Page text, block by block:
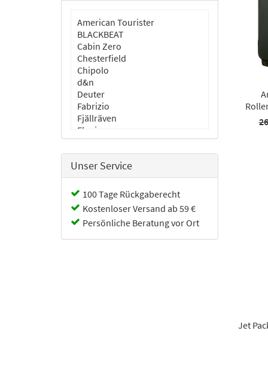
American Tourister
BLACKBEAT
Cabin Zero
Chesterfield
Chipolo
d&n
Deuter
Fabrizio
Fjällräven
Flanigan
Flynka
GOT BAG
IMPACKT
Jost
Justified
Kapten & Son
Leder Meißner
MYWALIT
PM
Unser Service
100 Tage Rückgaberecht
Kostenloser Versand ab 59 €
Persönliche Beratung vor Ort
Jet